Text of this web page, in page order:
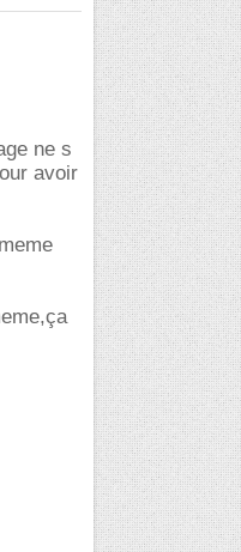
ne s
avoir